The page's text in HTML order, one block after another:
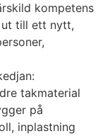
kompetens
ut till ett nytt,
takmaterial
på
inplastning